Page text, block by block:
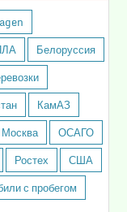
Белоруссия
КамАЗ
Москва
ОСАГО
Ростех
США
с пробегом